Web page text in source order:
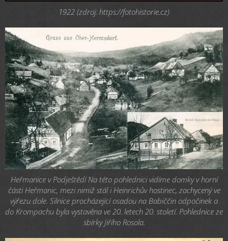
1922 (zdroj: https://fotohistorie.cz)
Heřmanice v Podještědí Na této pohlednici vidíme domky v horní
části Heřmanic, mezi nimiž stál i Heinrichův hostinec, zachycený ve
výřezu dole. Silnice procházející osadou na Babiččin odpočinek a
do Krompachu byla vystavěna ve 20. letech 20. století. Pohlednice ze
sbírky Jiřího Rosola.